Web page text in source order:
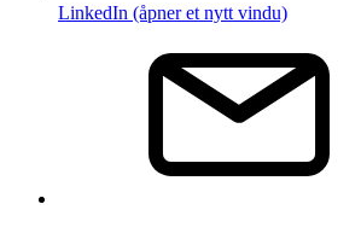
LinkedIn (åpner et nytt vindu)